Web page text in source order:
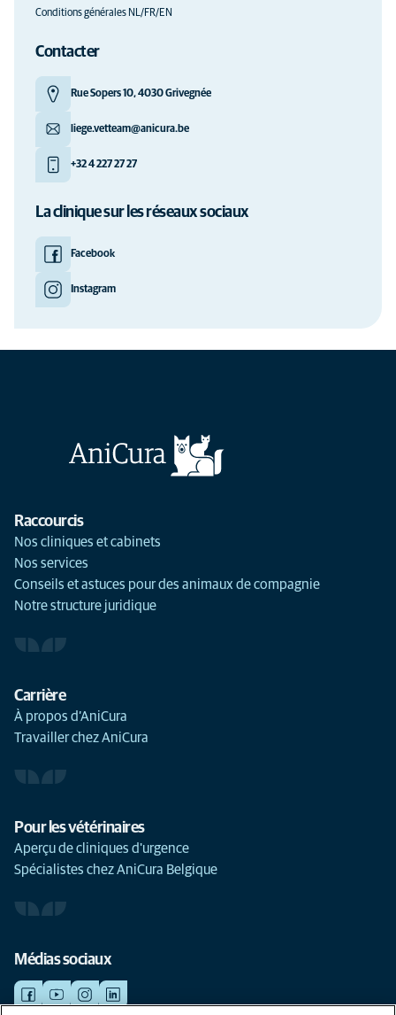
Conditions générales NL/FR/EN
Contacter
Rue Sopers 10, 4030 Grivegnée
liege.vetteam@anicura.be
+32 4 227 27 27
La clinique sur les réseaux sociaux
Facebook
Instagram
Raccourcis
Nos cliniques et cabinets
Nos services
Conseils et astuces pour des animaux de compagnie
Notre structure juridique
Carrière
À propos d’AniCura
Travailler chez AniCura
Pour les vétérinaires
Aperçu de cliniques d'urgence
Spécialistes chez AniCura Belgique
Médias sociaux